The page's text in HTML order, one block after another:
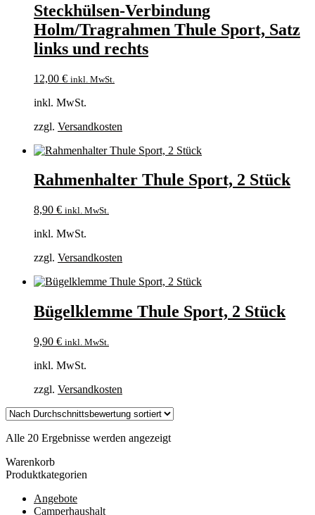
Steckhülsen-Verbindung
Holm/Tragrahmen Thule Sport, Satz
links und rechts
12,00 € inkl. MwSt.
inkl. MwSt.
zzgl. Versandkosten
Rahmenhalter Thule Sport, 2 Stück
8,90 € inkl. MwSt.
inkl. MwSt.
zzgl. Versandkosten
Bügelklemme Thule Sport, 2 Stück
9,90 € inkl. MwSt.
inkl. MwSt.
zzgl. Versandkosten
Alle 20 Ergebnisse werden angezeigtNach
Warenkorb
Produktkategorien
Angebote
Camperhaushalt